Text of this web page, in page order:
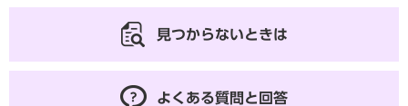
見つからないときは
よくある質問と回答